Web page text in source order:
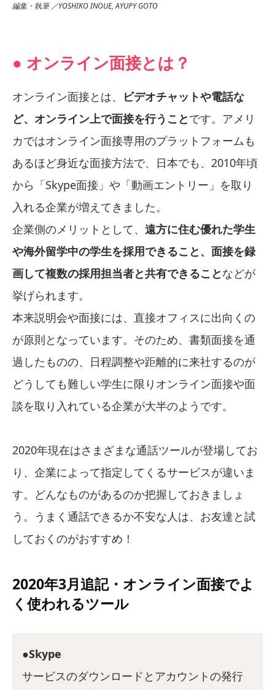
編集・執筆 ／YOSHIKO INOUE, AYUPY GOTO
● オンライン面接とは？
オンライン面接とは、
ビデオチャットや電話な
ど、オンライン上で面接を行うことです。アメリ
カではオンライン面接専用のプラットフォームも
あるほど身近な面接方法で、日本でも、2010年頃
から「Skype面接」や「動画エントリー」を取り
入れる企業が増えてきました。
企業側のメリットとして、 遠方に住む優れた学生
や海外留学中の学生を採用できること、面接を録
画して複数の採用担当者と共有できることなどが
挙げられます。
本来説明会や面接には、直接オフィスに出向くの
が原則となっています。そのため、書類面接を通
過したものの、日程調整や距離的に来社するのが
どうしても難しい学生に限りオンライン面接や面
談を取り入れている企業が大半のようです。
2020年現在はさまざまな通話ツールが登場してお
り、企業によって指定してくるサービスが違いま
す。どんなものがあるのか把握しておきましょ
う。うまく通話できるか不安な人は、お友達と試
しておくのがおすすめ！
2020年3月追記・オンライン面接でよ
く使われるツール
●Skype
サービスのダウンロードとアカウントの発行